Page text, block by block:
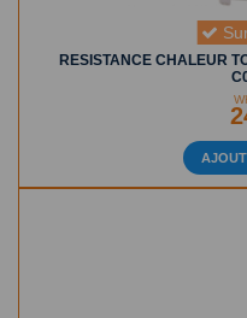
RESISTANCE CHALEUR